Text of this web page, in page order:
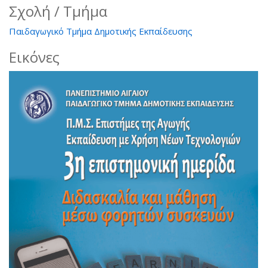
Σχολή / Τμήμα
Παιδαγωγικό Τμήμα Δημοτικής Εκπαίδευσης
Εικόνες